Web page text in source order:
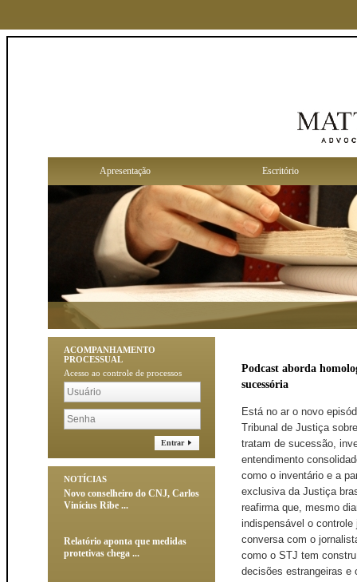
Apresentação Escritório
ACOMPANHAMENTO
PROCESSUAL
Acesso ao controle de processos
Entrar
NOTÍCIAS
Novo conselheiro do CNJ, Carlos
Vinícius Ribe ...
Relatório aponta que medidas
protetivas chega ...
Podcast aborda
sucessória
Está no ar o novo
Tribunal de Justiça
tratam de sucessão,
entendimento
como o inventário e a
exclusiva da Justiça
reafirma que, mesmo
indispensável o
conversa com o
como o STJ tem
decisões estrangeiras e